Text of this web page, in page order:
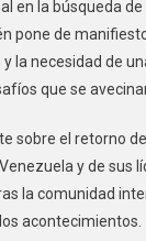
en la búsqueda de
pone de
la necesidad de
que se
sobre el retorno de
y de sus
la comunidad
acontecimientos.